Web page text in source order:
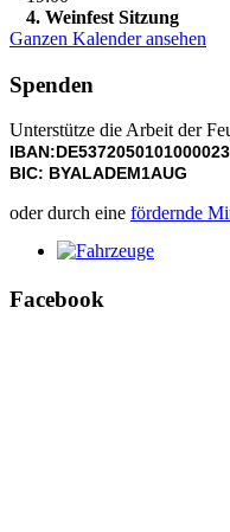
Weitere Infos zu
4. Weinfest Sitzung
Ganzen Kalender ansehen
Spenden
Unterstütze die Arbeit der
BIC: BYALADEM1AUG
oder durch eine fördernde
Facebook